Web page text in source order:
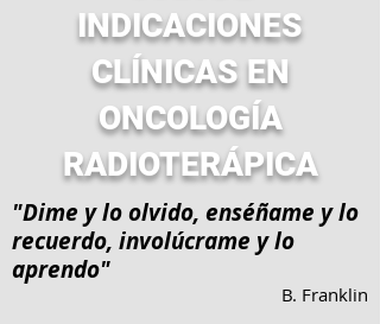
INDICACIONES
CLÍNICAS EN
ONCOLOGÍA
RADIOTERÁPICA
"Dime y lo olvido, enséñame y lo
recuerdo, involúcrame y lo
aprendo"
B. Franklin